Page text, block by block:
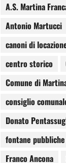
A.S. Martina
Antonio Martucci
canoni di
centro storico
Comune di
consiglio
Donato
fontane pubbliche
Franco Ancona